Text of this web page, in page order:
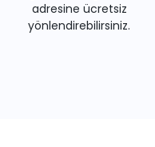
adresine ücretsiz
yönlendirebilirsiniz.